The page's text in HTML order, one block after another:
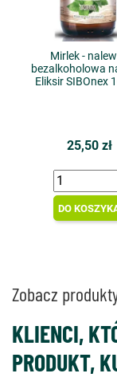
Mirlek -
bezalkoholowa
Eliksir SIBOnex
25,50 zł
DO
Zobacz
KLIENCI,
PRODUKT,